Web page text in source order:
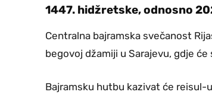
1447. hidžretske, odnosno
Centralna bajramska svečanost
begovoj džamiji u Sarajevu, gdje
Bajramsku hutbu kazivat će reisul-